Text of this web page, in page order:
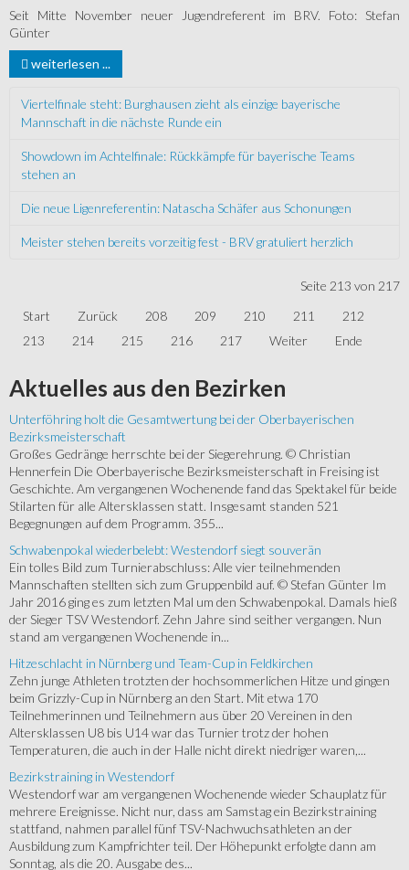
Seit Mitte November neuer Jugendreferent im BRV. Foto: Stefan
Günter
weiterlesen ...
Viertelfinale steht: Burghausen zieht als einzige bayerische
Mannschaft in die nächste Runde ein
Showdown im Achtelfinale: Rückkämpfe für bayerische Teams
stehen an
Die neue Ligenreferentin: Natascha Schäfer aus Schonungen
Meister stehen bereits vorzeitig fest - BRV gratuliert herzlich
Seite 213 von 217
Start
Zurück 208 209 210 211
212
213
214 215 216 217 Weiter Ende
Aktuelles aus den Bezirken
Unterföhring holt die Gesamtwertung bei der Oberbayerischen
Bezirksmeisterschaft
Großes Gedränge herrschte bei der Siegerehrung. © Christian
Hennerfein Die Oberbayerische Bezirksmeisterschaft in Freising ist
Geschichte. Am vergangenen Wochenende fand das Spektakel für beide
Stilarten für alle Altersklassen statt. Insgesamt standen 521
Begegnungen auf dem Programm. 355...
Schwabenpokal wiederbelebt: Westendorf siegt souverän
Ein tolles Bild zum Turnierabschluss: Alle vier teilnehmenden
Mannschaften stellten sich zum Gruppenbild auf. © Stefan Günter Im
Jahr 2016 ging es zum letzten Mal um den Schwabenpokal. Damals hieß
der Sieger TSV Westendorf. Zehn Jahre sind seither vergangen. Nun
stand am vergangenen Wochenende in...
Hitzeschlacht in Nürnberg und Team-Cup in Feldkirchen
Zehn junge Athleten trotzten der hochsommerlichen Hitze und gingen
beim Grizzly-Cup in Nürnberg an den Start. Mit etwa 170
Teilnehmerinnen und Teilnehmern aus über 20 Vereinen in den
Altersklassen U8 bis U14 war das Turnier trotz der hohen
Temperaturen, die auch in der Halle nicht direkt niedriger waren,...
Bezirkstraining in Westendorf
Westendorf war am vergangenen Wochenende wieder Schauplatz für
mehrere Ereignisse. Nicht nur, dass am Samstag ein Bezirkstraining
stattfand, nahmen parallel fünf TSV-Nachwuchsathleten an der
Ausbildung zum Kampfrichter teil. Der Höhepunkt erfolgte dann am
Sonntag, als die 20. Ausgabe des...